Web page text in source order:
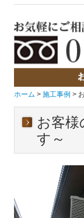
土地情
住まいのこ
提案型
制震住宅
リフォーム
リフォ
ホーム 施工事例
お客
す～